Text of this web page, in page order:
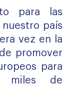
para las
país
vez en la
promover
para
miles de